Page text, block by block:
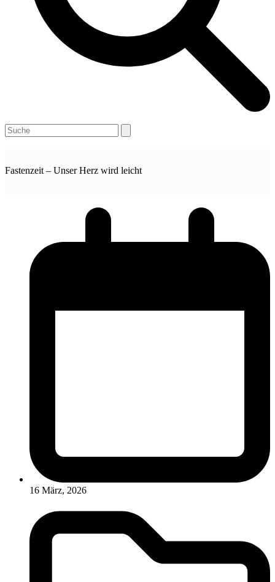
Open
mobile
Close
mobile
Search
Fastenzeit – Unser Herz wird leicht
16 März, 2026